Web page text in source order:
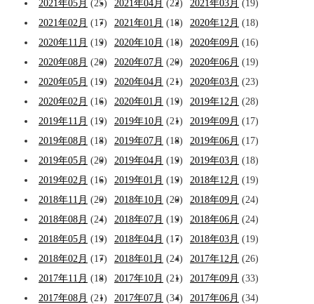
2021年05月 (25) 2021年04月 (22) 2021年03月 (19)
2021年02月 (17) 2021年01月 (18) 2020年12月 (18)
2020年11月 (19) 2020年10月 (18) 2020年09月 (16)
2020年08月 (20) 2020年07月 (20) 2020年06月 (19)
2020年05月 (19) 2020年04月 (21) 2020年03月 (23)
2020年02月 (16) 2020年01月 (19) 2019年12月 (28)
2019年11月 (19) 2019年10月 (21) 2019年09月 (17)
2019年08月 (18) 2019年07月 (18) 2019年06月 (17)
2019年05月 (20) 2019年04月 (19) 2019年03月 (18)
2019年02月 (16) 2019年01月 (19) 2018年12月 (19)
2018年11月 (20) 2018年10月 (20) 2018年09月 (24)
2018年08月 (24) 2018年07月 (19) 2018年06月 (24)
2018年05月 (19) 2018年04月 (17) 2018年03月 (19)
2018年02月 (17) 2018年01月 (24) 2017年12月 (26)
2017年11月 (18) 2017年10月 (21) 2017年09月 (33)
2017年08月 (21) 2017年07月 (34) 2017年06月 (34)